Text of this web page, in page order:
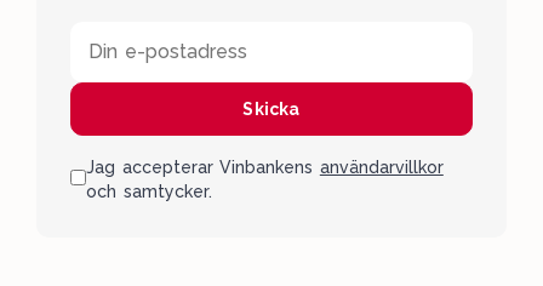
Din e-postadress
Skicka
Jag accepterar Vinbankens användarvillkor
och samtycker.